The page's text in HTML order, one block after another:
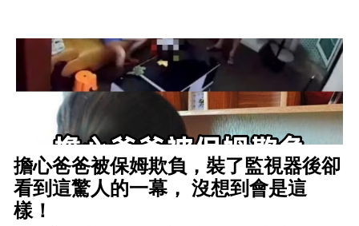
擔心爸爸被保姆欺負，裝了監視器後卻
看到這驚人的一幕， 沒想到會是這
樣！